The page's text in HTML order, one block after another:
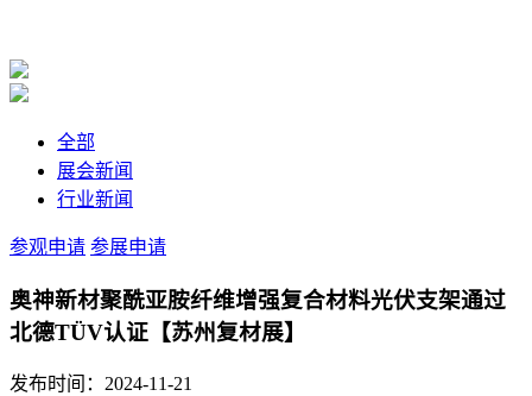
全部
展会新闻
行业新闻
参观申请 参展申请
奥神新材聚酰亚胺纤维增强复合材料光伏支架通过
北德TÜV认证【苏州复材展】
发布时间：2024-11-21